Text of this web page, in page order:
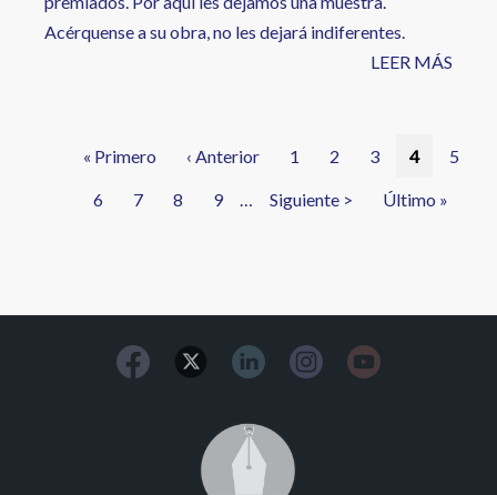
Acérquense a su obra, no les dejará indiferentes.
LEER MÁS
Primera
« Primero
Página
‹ Anterior Página
1 Página
2 Página
3
Página
4 5
Página
6 Página
7 Página
8 Página
9 …
Siguiente
Siguiente >
Última
Último »
Image